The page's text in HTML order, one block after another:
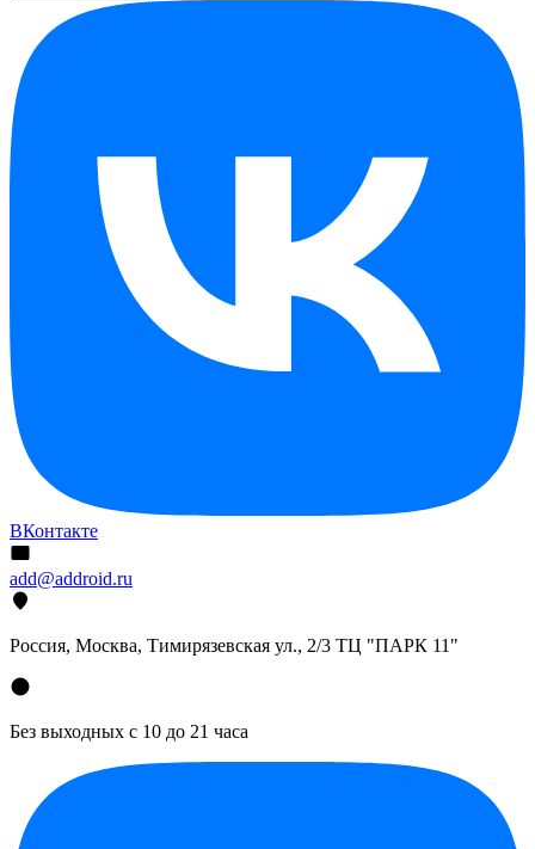
ВКонтакте
add@addroid.ru
Россия, Москва, Тимирязевская ул., 2/3 ТЦ "ПАРК 11"
Без выходных с 10 до 21 часа